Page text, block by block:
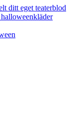
ditt eget teaterblod